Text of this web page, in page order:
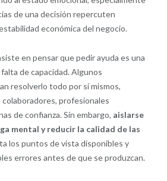
de una decisión repercuten
económica del negocio.
en pensar que pedir ayuda es una
de capacidad. Algunos
resolverlo todo por sí mismos,
profesionales
de confianza. Sin embargo, aislarse
mental y reducir la calidad de las
los puntos de vista disponibles y
errores antes de que se produzcan.